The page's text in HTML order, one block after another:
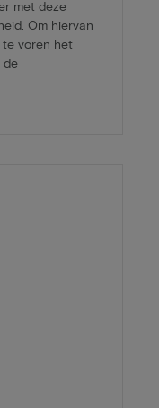
met deze
Om hiervan
te voren het
de